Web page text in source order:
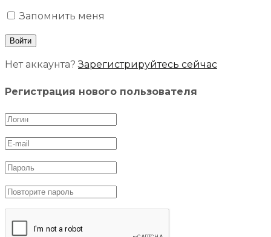
Запомнить меня
Нет аккаунта?Зарегистрируйтесь сейчас
Регистрация нового пользователя